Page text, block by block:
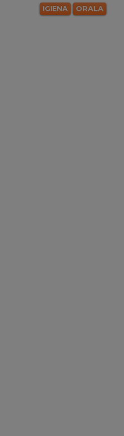
IGIENA ORALA